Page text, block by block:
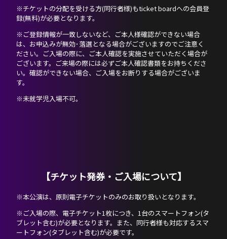
※チケットの分配を受ける方(同行者様)もticket boardへの会員登
録(無料)が必要となります。
※ご登録情報が一致しないなど、ご本人様確認ができない場合
は、お申込みが無効･落選となる場合がございますのでご注意く
ださい。ご入場の際に、ご本人確認を実施させていただく場合が
ございます。ご来場の際には必ずご本人確認書類をお持ちくださ
い。確認ができない場合、ご入場をお断りする場合がございま
す。
※未就学児入場不可。
【チケット発券・ご入場について】
※本公演は、原則電子チケットのみのお取り扱いとなります。
※ご入場の際、電子チケット1枚につき、1台のスマートフォン(タ
ブレット含む)が必要となります。また、同行者様も対応するスマ
ートフォン(タブレット含む)が必要です。